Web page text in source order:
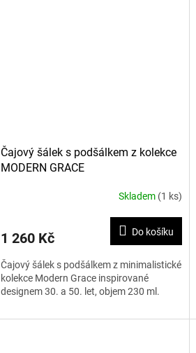
Čajový šálek s podšálkem z kolekce
MODERN GRACE
Skladem (1 ks)
1 260 Kč Do košíku
Čajový šálek s podšálkem z minimalistické
kolekce Modern Grace inspirované
designem 30. a 50. let, objem 230 ml.